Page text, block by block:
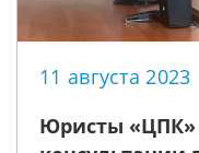
11 августа 2023
Юристы «ЦПК»